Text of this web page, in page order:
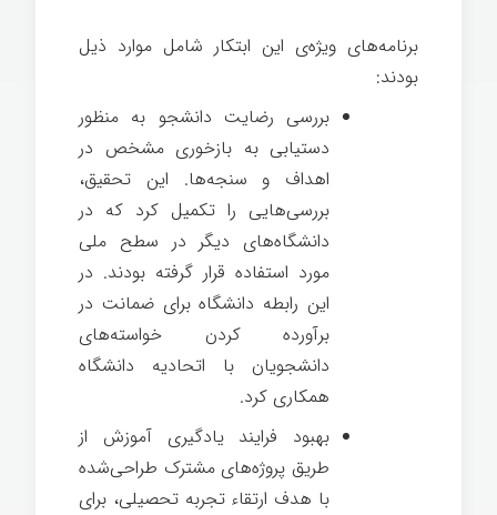
برنامه‌های ویژه‌ی این ابتکار شامل موارد ذیل
بودند:
بررسی رضایت دانشجو به منظور
دستیابی به بازخوری مشخص در
ا‌هداف و سنجه‌ها. این تحقیق،
بررسی‌هایی را تکمیل کرد که در
دانشگاه‌های دیگر در سطح ملی
مورد استفاده قرار گرفته بودند. در
این رابطه دانشگاه برای ضمانت در
برآورده کردن خواسته‌های
دانشجویان با اتحادیه دانشگاه
همکاری کرد.
بهبود فرایند یادگیری آموزش از
طریق پروژه‌های مشترک طراحی‌شده
با هدف ارتقاء تجربه تحصیلی، برای